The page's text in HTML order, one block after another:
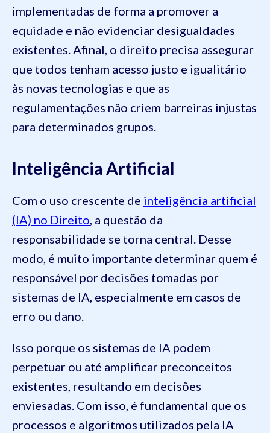
implementadas de forma a promover a
equidade e não evidenciar desigualdades
existentes. Afinal, o direito precisa assegurar
que todos tenham acesso justo e igualitário
às novas tecnologias e que as
regulamentações não criem barreiras injustas
para determinados grupos.
Inteligência Artificial
Com o uso crescente de inteligência artificial
(IA) no Direito, a questão da
responsabilidade se torna central. Desse
modo, é muito importante determinar quem é
responsável por decisões tomadas por
sistemas de IA, especialmente em casos de
erro ou dano.
Isso porque os sistemas de IA podem
perpetuar ou até amplificar preconceitos
existentes, resultando em decisões
enviesadas. Com isso, é fundamental que os
processos e algoritmos utilizados pela IA